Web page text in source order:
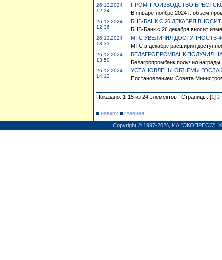
26.12.2024
12:34
ПРОМПРОИЗВОДСТВО
В январе-ноябре 2024 г. объем
26.12.2024
12:36
БНБ-БАНК С 26 ДЕКАБРЯ
БНБ-Банк с 26 декабря вносит
26.12.2024
13:31
МТС УВЕЛИЧИЛ ДОСТУПНОСТЬ
МТС в декабре расширил
26.12.2024
13:50
БЕЛАГРОПРОМБАНК ПОЛУЧИЛ
Белагропромбанк получил
26.12.2024
14:12
УСТАНОВЛЕНЫ ОБЪЕМЫ
Постановлением Совета
Показано: 1-15 из 24 элементов | Страницы: [1] 2 |
наверх
главная
Copyright © 1997-2026, ИА "ЭКОПРЕСС".